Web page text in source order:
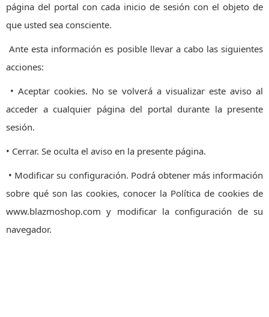
página del portal con cada inicio de sesión con el objeto de
que usted sea consciente.
Ante esta información es posible llevar a cabo las siguientes
acciones:
• Aceptar cookies. No se volverá a visualizar este aviso al
acceder a cualquier página del portal durante la presente
sesión.
• Cerrar. Se oculta el aviso en la presente página.
• Modificar su configuración. Podrá obtener más información
sobre qué son las cookies, conocer la Política de cookies de
www.blazmoshop.com y modificar la configuración de su
navegador.